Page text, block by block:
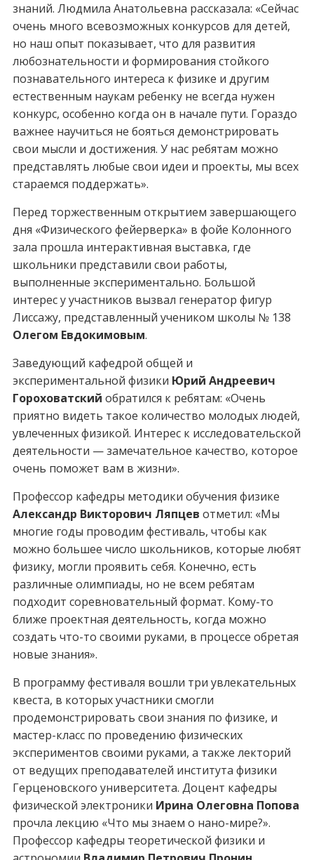
знаний. Людмила Анатольевна рассказала: «Сейчас
очень много всевозможных конкурсов для детей,
но наш опыт показывает, что для развития
любознательности и формирования стойкого
познавательного интереса к физике и другим
естественным наукам ребенку не всегда нужен
конкурс, особенно когда он в начале пути. Гораздо
важнее научиться не бояться демонстрировать
свои мысли и достижения. У нас ребятам можно
представлять любые свои идеи и проекты, мы всех
стараемся поддержать».
Перед торжественным открытием завершающего
дня «Физического фейерверка» в фойе Колонного
зала прошла интерактивная выставка, где
школьники представили свои работы,
выполненные экспериментально. Большой
интерес у участников вызвал генератор фигур
Лиссажу, представленный учеником школы № 138
Олегом Евдокимовым.
Заведующий кафедрой общей и
экспериментальной физики Юрий Андреевич
Гороховатский обратился к ребятам: «Очень
приятно видеть такое количество молодых людей,
увлеченных физикой. Интерес к исследовательской
деятельности — замечательное качество, которое
очень поможет вам в жизни».
Профессор кафедры методики обучения физике
Александр Викторович Ляпцев отметил: «Мы
многие годы проводим фестиваль, чтобы как
можно большее число школьников, которые любят
физику, могли проявить себя. Конечно, есть
различные олимпиады, но не всем ребятам
подходит соревновательный формат. Кому-то
ближе проектная деятельность, когда можно
создать что-то своими руками, в процессе обретая
новые знания».
В программу фестиваля вошли три увлекательных
квеста, в которых участники смогли
продемонстрировать свои знания по физике, и
мастер-класс по проведению физических
экспериментов своими руками, а также лекторий
от ведущих преподавателей института физики
Герценовского университета. Доцент кафедры
физической электроники Ирина Олеговна Попова
прочла лекцию «Что мы знаем о нано-мире?».
Профессор кафедры теоретической физики и